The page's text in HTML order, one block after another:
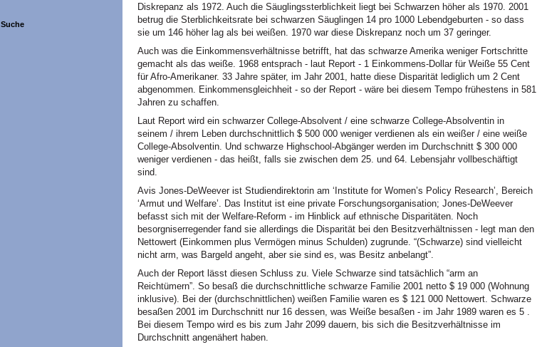
Suche
Diskrepanz als 1972. Auch die Säuglingssterblichkeit liegt bei Schwarzen höher als 1970. 2001
betrug die Sterblichkeitsrate bei schwarzen Säuglingen 14 pro 1000 Lebendgeburten - so dass
sie um 146 höher lag als bei weißen. 1970 war diese Diskrepanz noch um 37 geringer.
Auch was die Einkommensverhältnisse betrifft, hat das schwarze Amerika weniger Fortschritte
gemacht als das weiße. 1968 entsprach - laut Report - 1 Einkommens-Dollar für Weiße 55 Cent
für Afro-Amerikaner. 33 Jahre später, im Jahr 2001, hatte diese Disparität lediglich um 2 Cent
abgenommen. Einkommensgleichheit - so der Report - wäre bei diesem Tempo frühestens in 581
Jahren zu schaffen.
Laut Report wird ein schwarzer College-Absolvent / eine schwarze College-Absolventin in
seinem / ihrem Leben durchschnittlich $ 500 000 weniger verdienen als ein weißer / eine weiße
College-Absolventin. Und schwarze Highschool-Abgänger werden im Durchschnitt $ 300 000
weniger verdienen - das heißt, falls sie zwischen dem 25. und 64. Lebensjahr vollbeschäftigt
sind.
Avis Jones-DeWeever ist Studiendirektorin am ‘Institute for Women’s Policy Research’, Bereich
‘Armut und Welfare’. Das Institut ist eine private Forschungsorganisation; Jones-DeWeever
befasst sich mit der Welfare-Reform - im Hinblick auf ethnische Disparitäten. Noch
besorgniserregender fand sie allerdings die Disparität bei den Besitzverhältnissen - legt man den
Nettowert (Einkommen plus Vermögen minus Schulden) zugrunde. “(Schwarze) sind vielleicht
nicht arm, was Bargeld angeht, aber sie sind es, was Besitz anbelangt”.
Auch der Report lässt diesen Schluss zu. Viele Schwarze sind tatsächlich “arm an
Reichtümern”. So besaß die durchschnittliche schwarze Familie 2001 netto $ 19 000 (Wohnung
inklusive). Bei der (durchschnittlichen) weißen Familie waren es $ 121 000 Nettowert. Schwarze
besaßen 2001 im Durchschnitt nur 16 dessen, was Weiße besaßen - im Jahr 1989 waren es 5 .
Bei diesem Tempo wird es bis zum Jahr 2099 dauern, bis sich die Besitzverhältnisse im
Durchschnitt angenähert haben.